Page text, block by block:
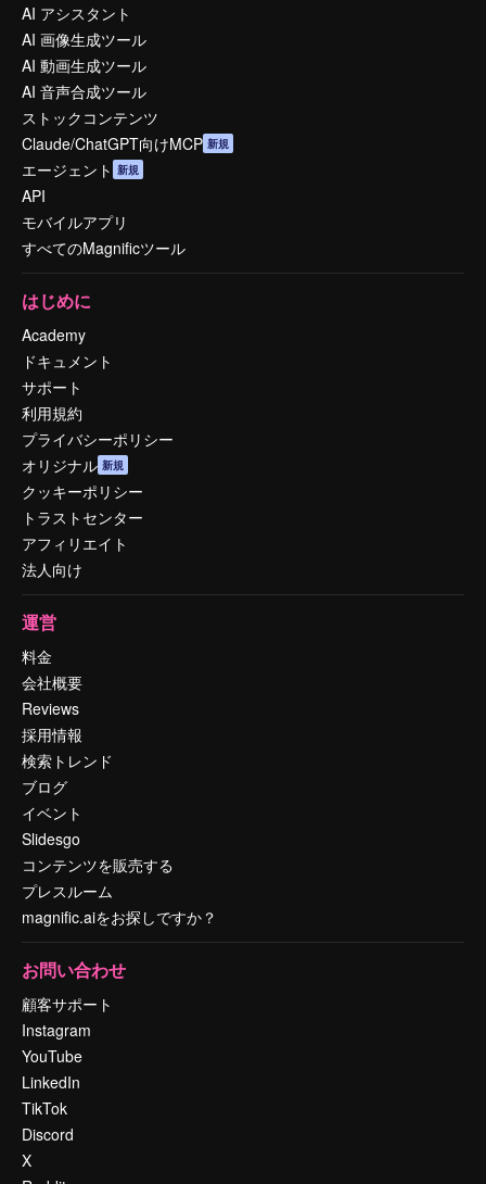
AI アシスタント
AI 画像生成ツール
AI 動画生成ツール
AI 音声合成ツール
ストックコンテンツ
Claude/ChatGPT向けMCP 新規
エージェント 新規
API
モバイルアプリ
すべてのMagnificツール
はじめに
Academy
ドキュメント
サポート
利用規約
プライバシーポリシー
オリジナル 新規
クッキーポリシー
トラストセンター
アフィリエイト
法人向け
運営
料金
会社概要
Reviews
採用情報
検索トレンド
ブログ
イベント
Slidesgo
コンテンツを販売する
プレスルーム
magnific.aiをお探しですか？
お問い合わせ
顧客サポート
Instagram
YouTube
LinkedIn
TikTok
Discord
X